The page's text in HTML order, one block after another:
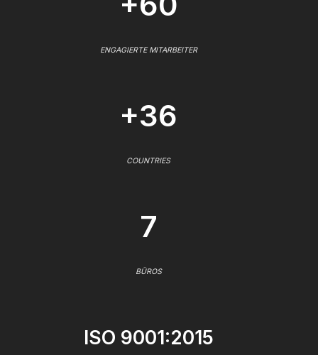
ENGAGIERTE MITARBEITER
+36
COUNTRIES
7
BÜROS
ISO 9001:2015